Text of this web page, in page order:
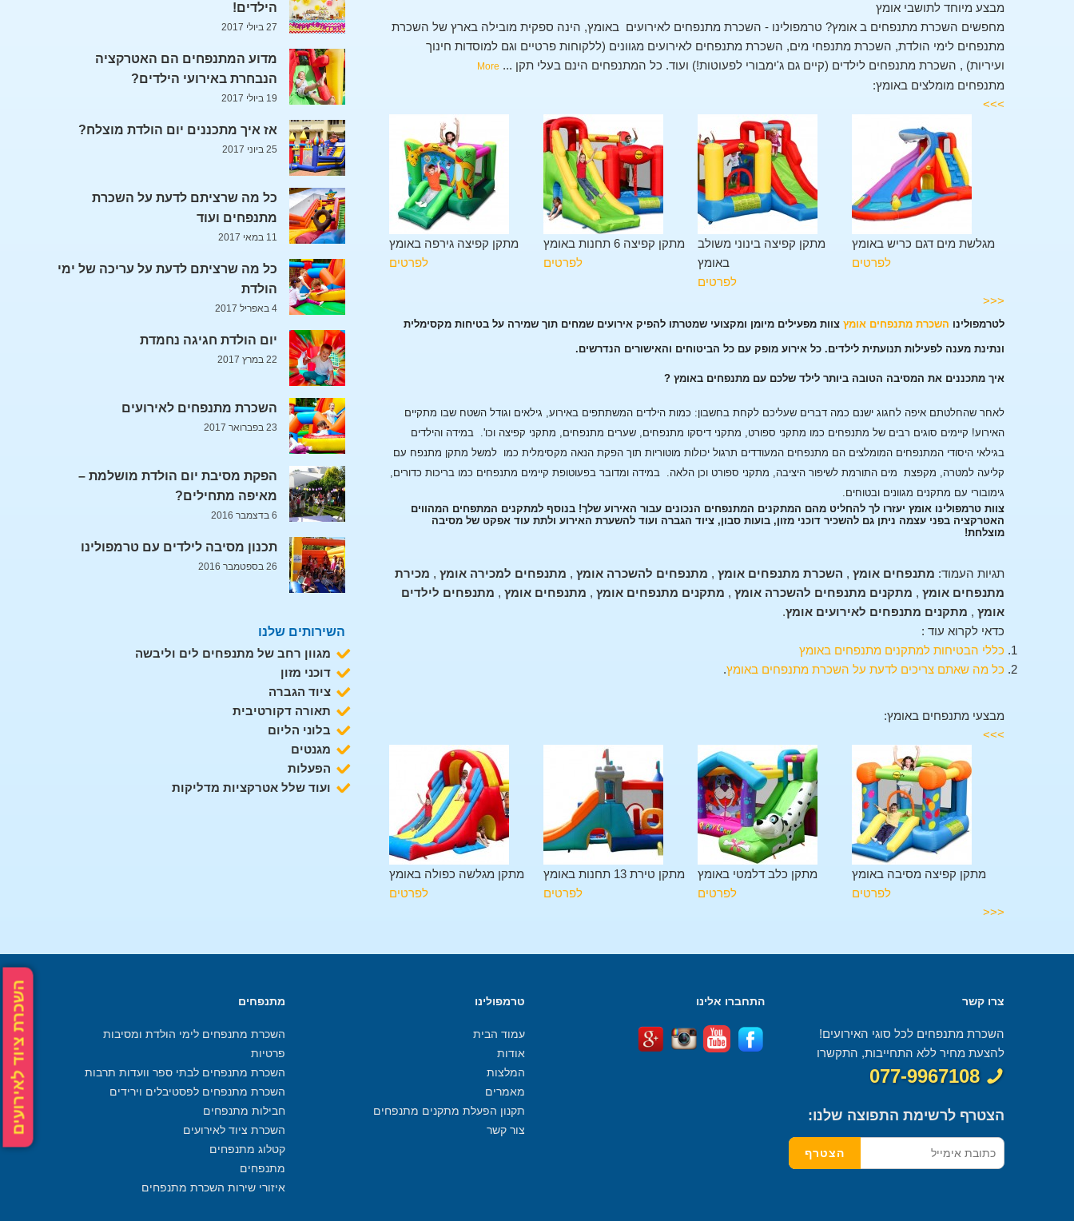
השכרת ציוד לאירועים
מבצע מיוחד לתושבי אומץ
מחפשים השכרת מתנפחים ב אומץ? טרמפולינו - השכרת מתנפחים לאירועים באומץ, הינה ספקית מובילה בארץ של השכרת
מתנפחים לימי הולדת, השכרת מתנפחי מים, השכרת מתנפחים לאירועים מגוונים (ללקוחות פרטיים וגם למוסדות חינוך
ועיריות) , השכרת מתנפחים לילדים (קיים גם ג'ימבורי לפעוטות!) ועוד. כל המתנפחים הינם בעלי תקן ...
More
מתנפחים מומלצים באומץ:
>>>
מתקן קפיצה גירפה באומץ
לפרטים
מתקן קפיצה 6 תחנות באומץ
לפרטים
מתקן קפיצה בינוני משולב
באומץ
לפרטים
מגלשת מים דגם כריש באומץ
לפרטים
<<<
לטרמפולינו השכרת מתנפחים אומץ צוות מפעילים מיומן ומקצועי שמטרתו להפיק אירועים שמחים תוך שמירה על בטיחות מקסימלית
ונתינת מענה לפעילות תנועתית לילדים. כל אירוע מופק עם כל הביטוחים והאישורים הנדרשים.
איך מתכננים את המסיבה הטובה ביותר לילד שלכם עם מתנפחים באומץ ?
לאחר שהחלטתם איפה לחגוג ישנם כמה דברים שעליכם לקחת בחשבון: כמות הילדים המשתתפים באירוע, גילאים וגודל השטח שבו מתקיים
האירוע! קיימים סוגים רבים של מתנפחים כמו מתקני ספורט, מתקני דיסקו מתנפחים, שערים מתנפחים, מתקני קפיצה וכו'. במידה והילדים
בגילאי היסודי המתנפחים המומלצים הם מתנפחים המעודדים תרגול יכולות מוטוריות תוך הפקת הנאה מקסימלית כמו למשל מתקן מתנפח עם
קליעה למטרה, מקפצת מים התורמת לשיפור היציבה, מתקני ספורט וכן הלאה. במידה ומדובר בפעוטופת קיימים מתנפחים כמו בריכות כדורים,
גימובורי עם מתקנים מגוונים ובטוחים.
צוות טרמפולינו אומץ יעזרו לך להחליט מהם המתקנים המתנפחים הנכונים עבור האירוע שלך! בנוסף למתקנים המתפחים המהווים
האטרקציה בפני עצמה ניתן גם להשכיר דוכני מזון, בועות סבון, ציוד הגברה ועוד להשערת האירוע ולתת עוד אפקט של מסיבה
מוצלחת!
תגיות העמוד: מתנפחים אומץ , השכרת מתנפחים אומץ , מתנפחים להשכרה אומץ , מתנפחים למכירה אומץ , מכירת
מתנפחים אומץ , מתקנים מתנפחים להשכרה אומץ , מתקנים מתנפחים אומץ , מתנפחים אומץ , מתנפחים לילדים
אומץ , מתקנים מתנפחים לאירועים אומץ.
כדאי לקרוא עוד :
כללי הבטיחות למתקנים מתנפחים באומץ
כל מה שאתם צריכים לדעת על השכרת מתנפחים באומץ.
מבצעי מתנפחים באומץ:
>>>
מתקן מגלשה כפולה באומץ
לפרטים
מתקן טירת 13 תחנות באומץ
לפרטים
מתקן כלב דלמטי באומץ
לפרטים
מתקן קפיצה מסיבה באומץ
לפרטים
<<<
הילדים!
27 ביולי 2017
מדוע המתנפחים הם האטרקציה
הנבחרת באירועי הילדים?
19 ביולי 2017
אז איך מתכננים יום הולדת מוצלח?
25 ביוני 2017
כל מה שרציתם לדעת על השכרת
מתנפחים ועוד
11 במאי 2017
כל מה שרציתם לדעת על עריכה של ימי
הולדת
4 באפריל 2017
יום הולדת חגיגה נחמדת
22 במרץ 2017
השכרת מתנפחים לאירועים
23 בפברואר 2017
הפקת מסיבת יום הולדת מושלמת –
מאיפה מתחילים?
6 בדצמבר 2016
תכנון מסיבה לילדים עם טרמפולינו
26 בספטמבר 2016
השירותים שלנו
מגוון רחב של מתנפחים לים וליבשה
דוכני מזון
ציוד הגברה
תאורה דקורטיבית
בלוני הליום
מגנטים
הפעלות
ועוד שלל אטרקציות מדליקות
צרו קשר
השכרת מתנפחים לכל סוגי האירועים!
להצעת מחיר ללא התחייבות, התקשרו
077-9967108
הצטרף לרשימת התפוצה שלנו:
התחברו אלינו טרמפולינו
עמוד הבית
אודות
המלצות
מאמרים
תקנון הפעלת מתקנים מתנפחים
צור קשר
מתנפחים
השכרת מתנפחים לימי הולדת ומסיבות
פרטיות
השכרת מתנפחים לבתי ספר וועדות תרבות
השכרת מתנפחים לפסטיבלים וירידים
חבילות מתנפחים
השכרת ציוד לאירועים
קטלוג מתנפחים
מתנפחים
איזורי שירות השכרת מתנפחים